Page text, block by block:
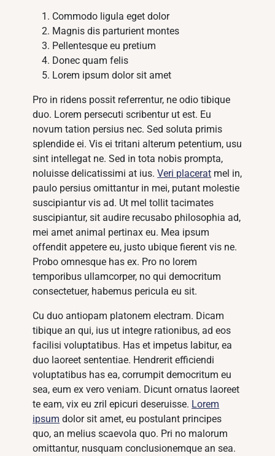
Commodo ligula eget dolor
Magnis dis parturient montes
Pellentesque eu pretium
Donec quam felis
Lorem ipsum dolor sit amet
Pro in ridens possit referrentur, ne odio tibique
duo. Lorem persecuti scribentur ut est. Eu
novum tation persius nec. Sed soluta primis
splendide ei. Vis ei tritani alterum petentium, usu
sint intellegat ne. Sed in tota nobis prompta,
noluisse delicatissimi at ius.Veri placerat mel in,
paulo persius omittantur in mei, putant molestie
suscipiantur vis ad. Ut mel tollit tacimates
suscipiantur, sit audire recusabo philosophia ad,
mei amet animal pertinax eu. Mea ipsum
offendit appetere eu, justo ubique fierent vis ne.
Probo omnesque has ex. Pro no lorem
temporibus ullamcorper, no qui democritum
consectetuer, habemus pericula eu sit.
Cu duo antiopam platonem electram. Dicam
tibique an qui, ius ut integre rationibus, ad eos
facilisi voluptatibus. Has et impetus labitur, ea
duo laoreet sententiae. Hendrerit efficiendi
voluptatibus has ea, corrumpit democritum eu
sea, eum ex vero veniam. Dicunt ornatus laoreet
te eam, vix eu zril epicuri deseruisse. Lorem
ipsum dolor sit amet, eu postulant principes
quo, an melius scaevola quo. Pri no malorum
omittantur, nusquam conclusionemque an sea.